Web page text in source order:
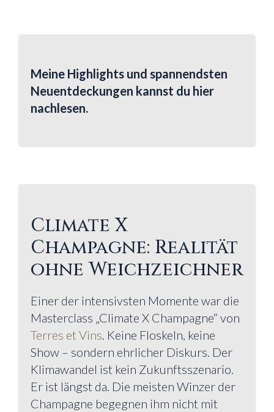
Meine Highlights und spannendsten
Neuentdeckungen kannst du hier
nachlesen.
Climate X
Champagne: Realität
ohne Weichzeichner
Einer der intensivsten Momente war die
Masterclass „Climate X Champagne“ von
Terres et Vins. Keine Floskeln, keine
Show – sondern ehrlicher Diskurs. Der
Klimawandel ist kein Zukunftsszenario.
Er ist längst da. Die meisten Winzer der
Champagne begegnen ihm nicht mit